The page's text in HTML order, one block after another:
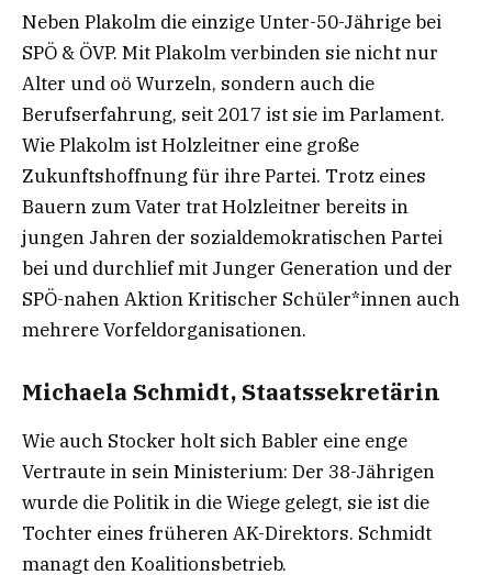
Neben Plakolm die einzige Unter-50-Jährige bei
SPÖ & ÖVP. Mit Plakolm verbinden sie nicht nur
Alter und oö Wurzeln, sondern auch die
Berufserfahrung, seit 2017 ist sie im Parlament.
Wie Plakolm ist Holzleitner eine große
Zukunftshoffnung für ihre Partei. Trotz eines
Bauern zum Vater trat Holzleitner bereits in
jungen Jahren der sozialdemokratischen Partei
bei und durchlief mit Junger Generation und der
SPÖ-nahen Aktion Kritischer Schüler*innen auch
mehrere Vorfeldorganisationen.
Michaela Schmidt, Staatssekretärin
Wie auch Stocker holt sich Babler eine enge
Vertraute in sein Ministerium: Der 38-Jährigen
wurde die Politik in die Wiege gelegt, sie ist die
Tochter eines früheren AK-Direktors. Schmidt
managt den Koalitionsbetrieb.